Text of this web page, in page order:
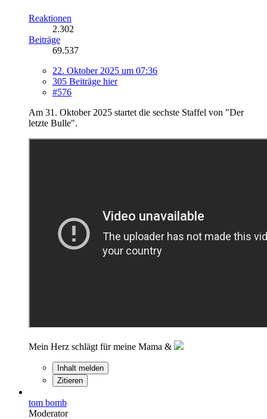
Reaktionen
2.302
Beiträge
69.537
22. Oktober 2025 um 07:36
305 Beiträge hier
#576
Am 31. Oktober 2025 startet die sechste Staffel von "Der
letzte Bulle".
Mein Herz schlägt für meine Mama &
Inhalt melden
Zitieren
tom bomb
Moderator